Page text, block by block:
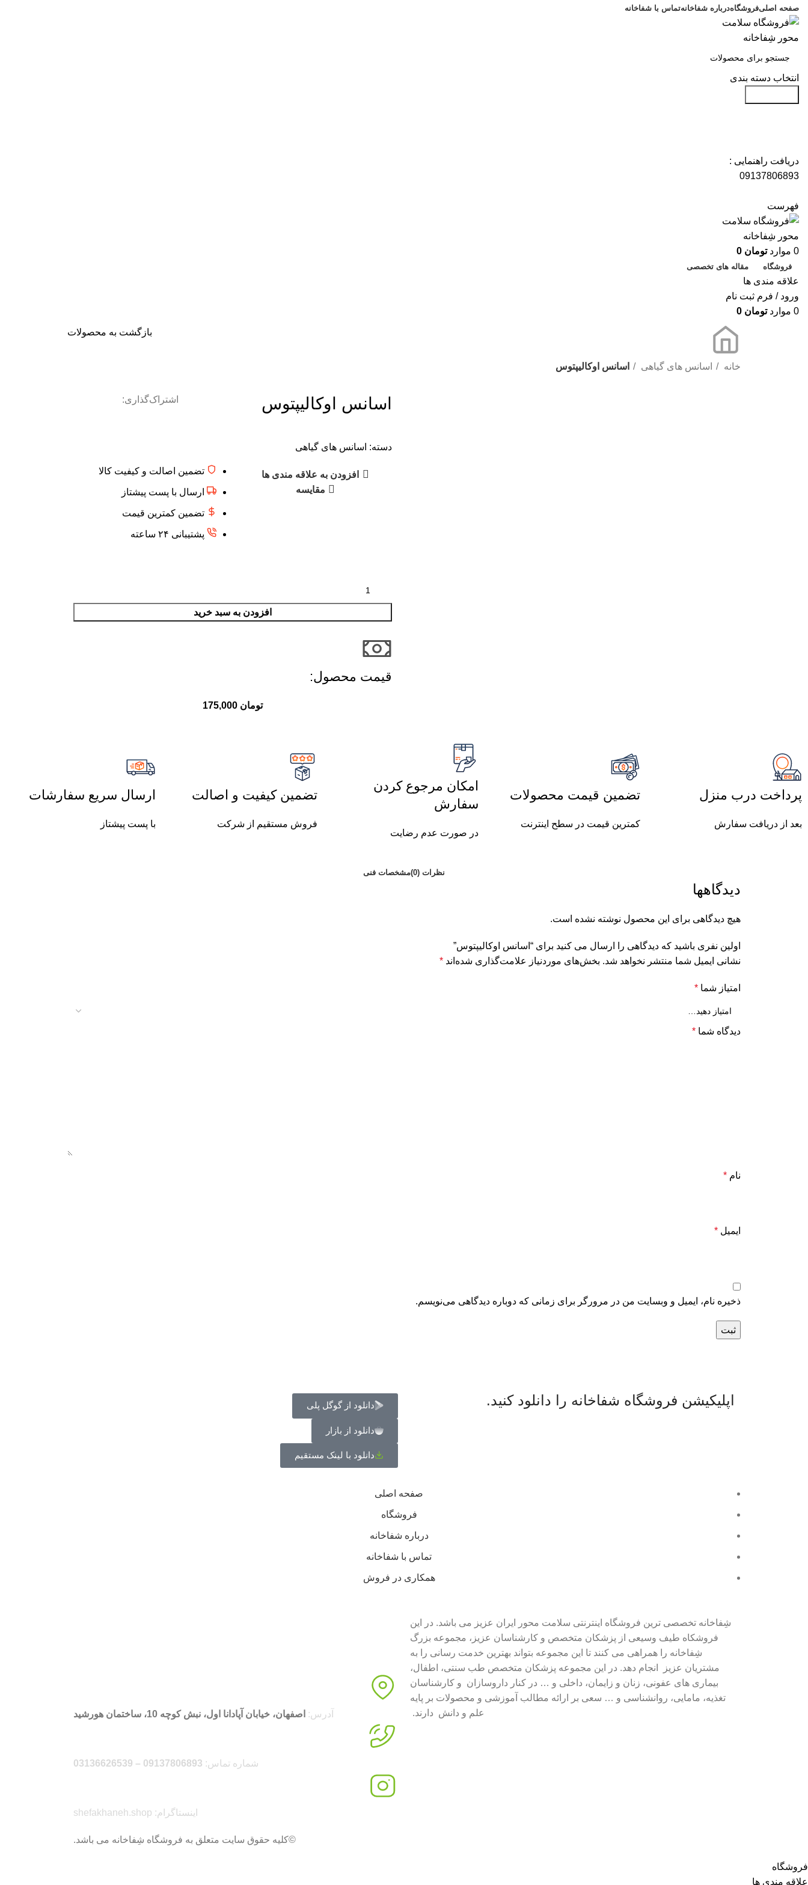
صفحه اصلیفروشگاهدرباره شفاخانهتماس با شفاخانه
انتخاب دسته بندی
دریافت راهنمایی :
09137806893
فهرست
0 موارد تومان
فروشگاه مقاله های تخصصی
علاقه مندی ها
ورود / فرم ثبت نام
0 موارد تومان
خانه اسانس های گیاهی اسانس اوکالیپتوس
بازگشت به محصولات
اسانس اوکالیپتوس اشتراک‌گذاری:
دسته: اسانس های گیاهی
افزودن به علاقه مندی ها
مقایسه
تضمین اصالت و کیفیت کالا
ارسال با پست پیشتاز
تضمین کمترین قیمت
پشتیبانی ۲۴ ساعته
افزودن به سبد خرید
قیمت محصول:​
تومان
پرداخت درب منزل
بعد از دریافت سفارش
تضمین قیمت محصولات
کمترین قیمت در سطح اینترنت
امکان مرجوع کردن
سفارش
در صورت عدم رضایت
تضمین کیفیت و اصالت
فروش مستقیم از شرکت
ارسال سریع سفارشات
با پست پیشتاز
نظرات (0) مشخصات فنی
دیدگاهها
هیچ دیدگاهی برای این محصول نوشته نشده است.
اولین نفری باشید که دیدگاهی را ارسال می کنید برای “اسانس اوکالیپتوس”
نشانی ایمیل شما منتشر نخواهد شد. بخش‌های موردنیاز علامت‌گذاری شده‌اند *
امتیاز شما *
دیدگاه شما *
نام *
ایمیل *
ذخیره نام، ایمیل و وبسایت من در مرورگر برای زمانی که دوباره دیدگاهی می‌نویسم.
اپلیکیشن فروشگاه شفاخانه را دانلود کنید. دانلود از گوگل پلی
دانلود از بازار
دانلود با لینک مستقیم
صفحه اصلی
فروشگاه
درباره شفاخانه
تماس با شفاخانه
همکاری در فروش
شِفاخانه تخصصی ترین فروشگاه اینترنتی سلامت محور ایران عزیز می باشد. در این
فروشکاه طیف وسیعی از پزشکان متخصص و کارشناسان عزیز، مجموعه بزرگ
شِفاخانه را همراهی می کنند تا این مجموعه بتواند بهترین خدمت رسانی را به
مشتریان عزیز انجام دهد. در این مجموعه پزشکان متخصص طب سنتی، اطفال،
بیماری های عفونی، زنان و زایمان، داخلی و … در کنار داروسازان و کارشناسان
تغذیه، مامایی، روانشناسی و … سعی بر ارائه مطالب آموزشی و محصولات بر پایه
علم و دانش دارند.
آدرس: اصفهان، خیابان آپادانا اول، نبش کوچه 10، ساختمان هورشید
شماره تماس: 09137806893 – 03136626539
اینستاگرام: shefakhaneh.shop
©کلیه حقوق سایت متعلق به فروشگاه شِفاخانه می باشد.
فروشگاه
علاقه مندی ها